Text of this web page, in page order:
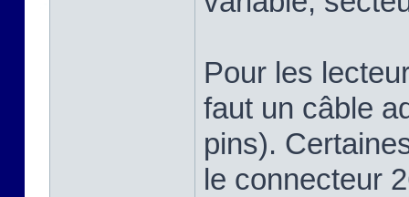
Pour les
faut un câble
pins).
le connecteur